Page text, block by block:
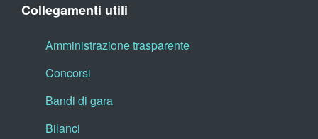
Collegamenti utili
Amministrazione trasparente
Concorsi
Bandi di gara
Bilanci